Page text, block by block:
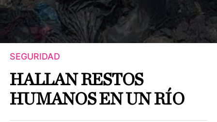
SEGURIDAD
HALLAN RESTOS
HUMANOS EN UN RÍO